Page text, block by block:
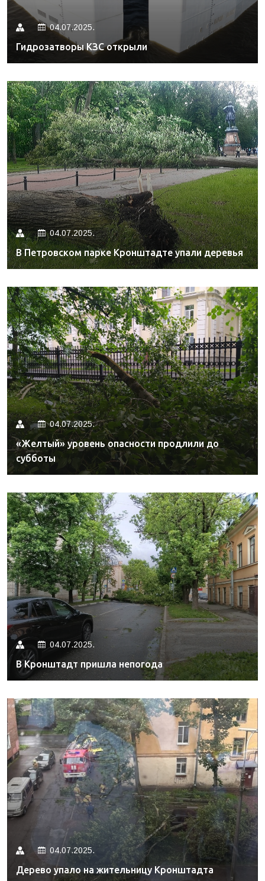
04.07.2025.
Гидрозатворы КЗС открыли
04.07.2025.
В Петровском парке Кронштадте упали деревья
04.07.2025.
«Желтый» уровень опасности продлили до
субботы
04.07.2025.
В Кронштадт пришла непогода
04.07.2025.
Дерево упало на жительницу Кронштадта